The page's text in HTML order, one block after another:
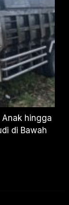
Anak hingga
di Bawah